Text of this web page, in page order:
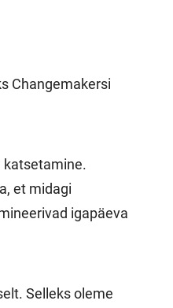
Changemakersi
katsetamine.
et midagi
igapäeva
Selleks oleme